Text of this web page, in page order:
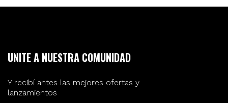
UNITE A NUESTRA COMUNIDAD
Y recibí antes las mejores ofertas y
lanzamientos